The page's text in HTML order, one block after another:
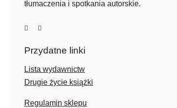
tłumaczenia i spotkania autorskie.
Przydatne linki
Lista wydawnictw
Drugie życie książki
Regulamin sklepu